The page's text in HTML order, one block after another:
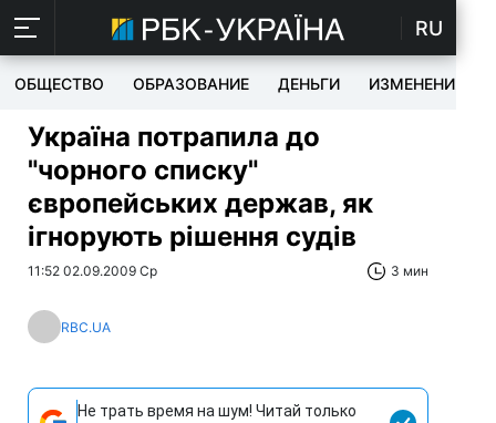
RU
ОБЩЕСТВО ОБРАЗОВАНИЕ ДЕНЬГИ ИЗМЕНЕНИЯ
Україна потрапила до
"чорного списку"
європейських держав, як
ігнорують рішення судів
11:52 02.09.2009 Ср 3 мин
RBC.UA
Не трать время на шум! Читай только